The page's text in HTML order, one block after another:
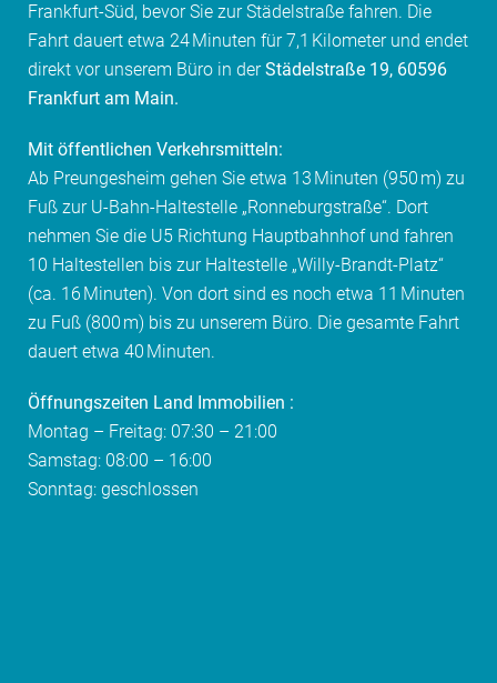
Frankfurt-Süd, bevor Sie zur Städelstraße fahren. Die
Fahrt dauert etwa 24 Minuten für 7,1 Kilometer und endet
direkt vor unserem Büro in derStädelstraße 19, 60596
Frankfurt am Main.
Mit öffentlichen Verkehrsmitteln:
Ab Preungesheim gehen Sie etwa 13 Minuten (950 m) zu
Fuß zur U-Bahn-Haltestelle „Ronneburgstraße“. Dort
nehmen Sie die U5 Richtung Hauptbahnhof und fahren
10 Haltestellen bis zur Haltestelle „Willy-Brandt-Platz“
(ca. 16 Minuten). Von dort sind es noch etwa 11 Minuten
zu Fuß (800 m) bis zu unserem Büro. Die gesamte Fahrt
dauert etwa 40 Minuten.
Öffnungszeiten Land Immobilien :
Montag – Freitag: 07:30 – 21:00
Samstag: 08:00 – 16:00
Sonntag: geschlossen